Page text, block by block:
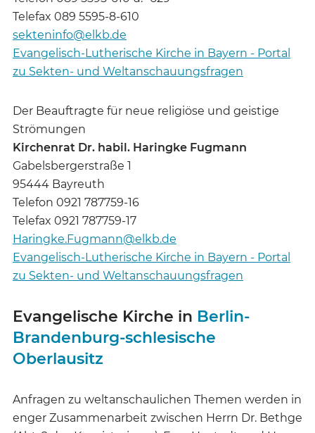
Telefax 089 5595-8-610
sekteninfo@elkb.de
Evangelisch-Lutherische Kirche in Bayern - Portal
zu Sekten- und Weltanschauungsfragen
Der Beauftragte für neue religiöse und geistige
Strömungen
Kirchenrat Dr. habil. Haringke Fugmann
Gabelsbergerstraße 1
95444 Bayreuth
Telefon 0921 787759-16
Telefax 0921 787759-17
Haringke.Fugmann@elkb.de
Evangelisch-Lutherische Kirche in Bayern - Portal
zu Sekten- und Weltanschauungsfragen
Evangelische Kirche in Berlin-
Brandenburg-schlesische
Oberlausitz
Anfragen zu weltanschaulichen Themen werden in
enger Zusammenarbeit zwischen Herrn Dr. Bethge